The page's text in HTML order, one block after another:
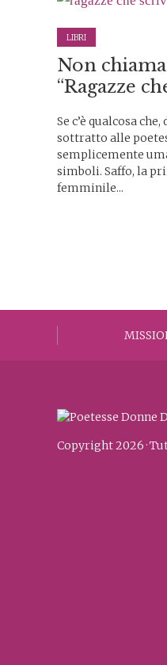
LIBRI
Non
“Ragazze
Se c’è qualcosa
sottratto alle
semplicemente
simboli. Saffo, la
femminile...
degli
articoli
Copyright 2026 ·